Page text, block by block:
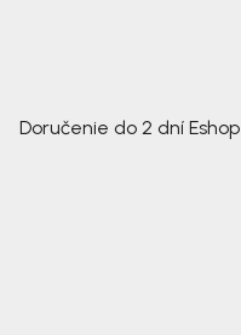
Doručenie do 2 dní Eshop